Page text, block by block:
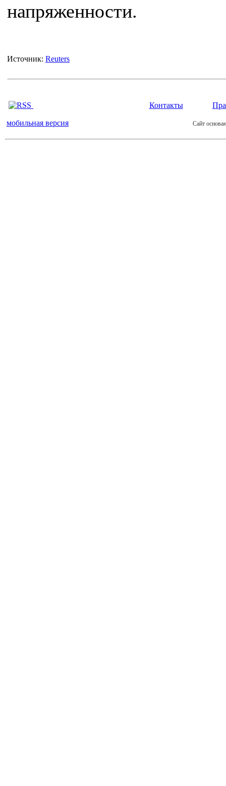
напряженности.
Источник: Reuters
Контакты
мобильная версия Сайт